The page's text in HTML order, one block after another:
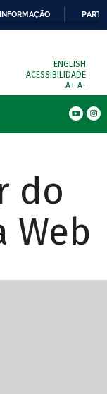
ENGLISH
ACESSIBILIDADE
A+ A-
do
Web